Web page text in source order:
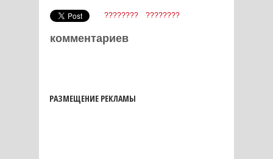
???????? ????????
комментариев
РАЗМЕЩЕНИЕ РЕКЛАМЫ